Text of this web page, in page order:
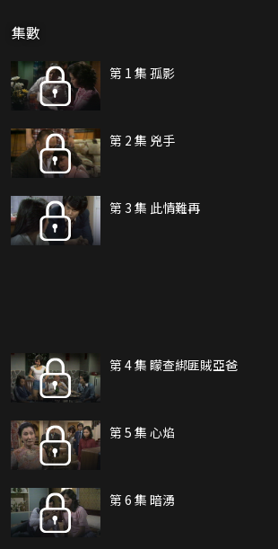
集數
第 1 集 孤影
第 2 集 兇手
第 3 集 此情難再
第 4 集 矇查綁匪賊亞爸
第 5 集 心焰
第 6 集 暗湧